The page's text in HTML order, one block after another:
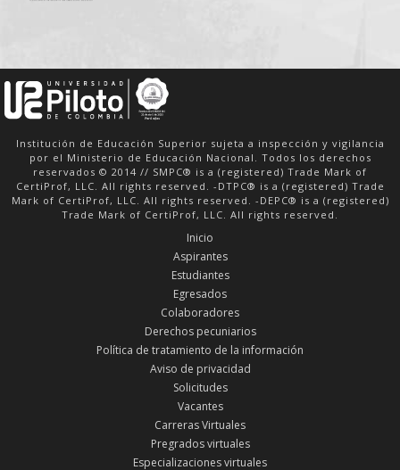
Institución de Educación Superior sujeta a inspección y vigilancia
por el Ministerio de Educación Nacional. Todos los derechos
reservados © 2014 // SMPC® is a (registered) Trade Mark of
CertiProf, LLC. All rights reserved. -DTPC® is a (registered) Trade
Mark of CertiProf, LLC. All rights reserved. -DEPC® is a (registered)
Trade Mark of CertiProf, LLC. All rights reserved.
Inicio
Aspirantes
Estudiantes
Egresados
Colaboradores
Derechos pecuniarios
Política de tratamiento de la información
Aviso de privacidad
Solicitudes
Vacantes
Carreras Virtuales
Pregrados virtuales
Especializaciones virtuales